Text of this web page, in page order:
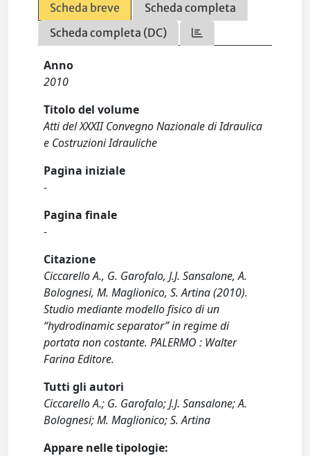
Scheda breve
Scheda completa
Scheda completa (DC)
Anno
2010
Titolo del volume
Atti del XXXII Convegno Nazionale di Idraulica
e Costruzioni Idrauliche
Pagina iniziale
-
Pagina finale
-
Citazione
Ciccarello A., G. Garofalo, J.J. Sansalone, A.
Bolognesi, M. Maglionico, S. Artina (2010).
Studio mediante modello fisico di un
“hydrodinamic separator” in regime di
portata non costante. PALERMO : Walter
Farina Editore.
Tutti gli autori
Ciccarello A.; G. Garofalo; J.J. Sansalone; A.
Bolognesi; M. Maglionico; S. Artina
Appare nelle tipologie: